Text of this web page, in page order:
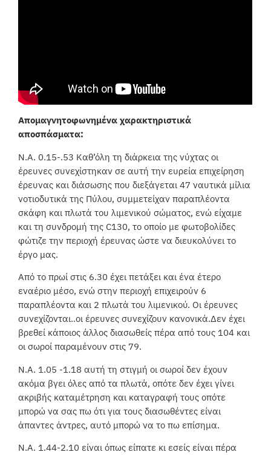
Απομαγνητοφωνημένα χαρακτηριστικά
αποσπάσματα:
Ν.Α. 0.15-.53 Καθ’όλη τη διάρκεια της νύχτας οι
έρευνες συνεχίστηκαν σε αυτή την ευρεία επιχείρηση
έρευνας και διάσωσης που διεξάγεται 47 ναυτικά μίλια
νοτιοδυτικά της Πύλου, συμμετείχαν παραπλέοντα
σκάφη και πλωτά του λιμενικού σώματος, ενώ είχαμε
και τη συνδρομή της C130, το οποίο με φωτοβολίδες
φώτιζε την περιοχή έρευνας ώστε να διευκολύνει το
έργο μας.
Από το πρωί στις 6.30 έχει πετάξει και ένα έτερο
εναέριο μέσο, ενώ στην περιοχή επιχειρούν 6
παραπλέοντα και 2 πλωτά του λιμενικού. Οι έρευνες
συνεχίζονται..οι έρευνες συνεχίζουν κανονικά.Δεν έχει
βρεθεί κάποιος άλλος διασωθείς πέρα από τους 104 και
οι σωροί παραμένουν στις 79.
Ν.Α. 1.05 -1.18 αυτή τη στιγμή οι σωροί δεν έχουν
ακόμα βγει όλες από τα πλωτά, οπότε δεν έχει γίνει
ακριβής καταμέτρηση και καταγραφή τους οπότε
μπορώ να σας πω ότι για τους διασωθέντες είναι
άπαντες άντρες, αυτό μπορώ να το πω επίσημα.
Ν.Α. 1.44-2.10 είναι όπως είπατε κι εσείς είναι πέρα